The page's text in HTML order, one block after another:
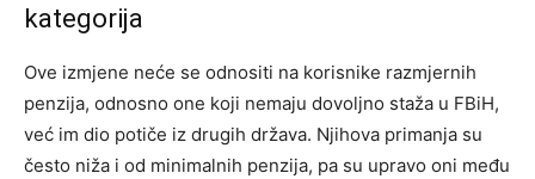
kategorija
Ove izmjene neće se odnositi na korisnike razmjernih
penzija, odnosno one koji nemaju dovoljno staža u FBiH,
već im dio potiče iz drugih država. Njihova primanja su
često niža i od minimalnih penzija, pa su upravo oni među